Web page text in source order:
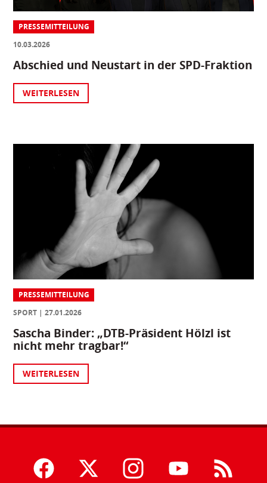
PRESSEMITTEILUNG
10.03.2026
Abschied und Neustart in der SPD-Fraktion
WEITERLESEN
PRESSEMITTEILUNG
SPORT
27.01.2026
Sascha Binder: „DTB-Präsident Hölzl ist
nicht mehr tragbar!“
WEITERLESEN